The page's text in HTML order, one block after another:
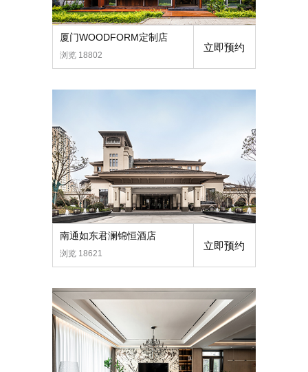
厦门WOODFORM定制店
浏览 18802
立即预约
南通如东君澜锦恒酒店
浏览 18621
立即预约